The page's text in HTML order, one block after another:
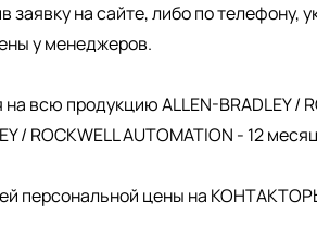
заявку на сайте, либо по
у менеджеров.
всю продукцию ALLEN-BRADLEY /
/ ROCKWELL AUTOMATION - 12
персональной цены на